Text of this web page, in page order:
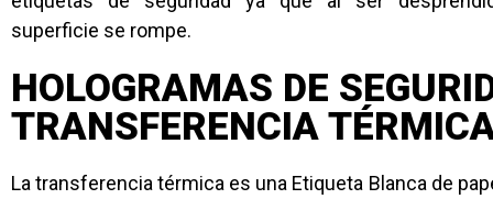
superficie se rompe.
HOLOGRAMAS DE
TRANSFERENCIA
La transferencia térmica es una Etiqueta Blanca de